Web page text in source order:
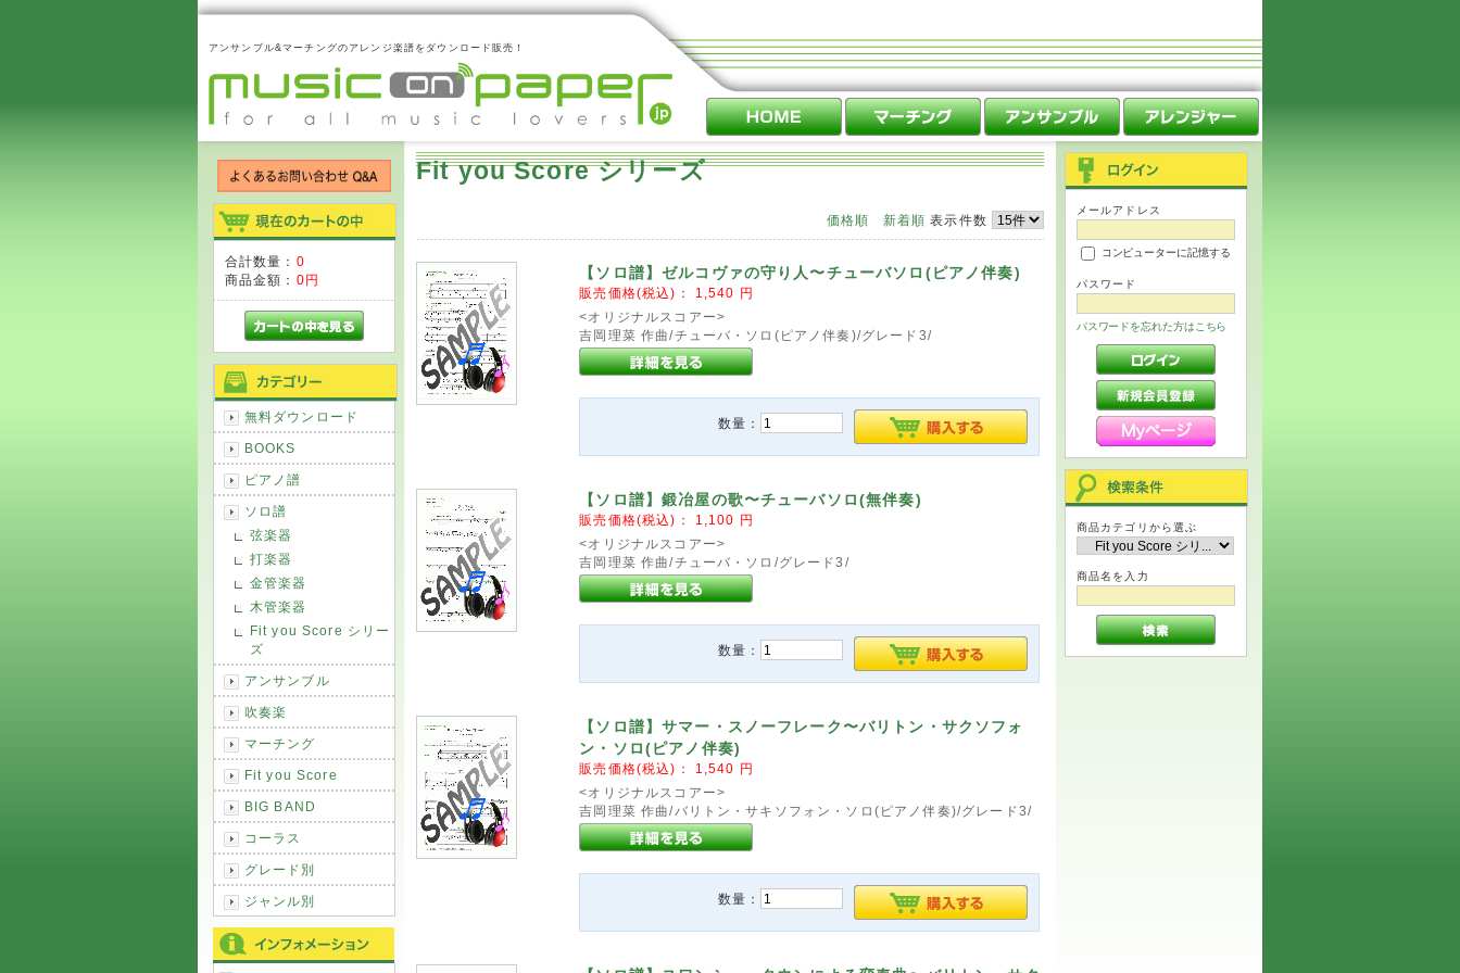
アンサンブル&マーチングのアレンジ楽譜をダウンロード販売！
合計数量： 0
商品金額： 0円
無料ダウンロード
BOOKS
ピアノ譜
ソロ譜
弦楽器
打楽器
金管楽器
木管楽器
Fit you Score シリー
ズ
アンサンブル
吹奏楽
マーチング
Fit you Score
BIG BAND
コーラス
グレード別
ジャンル別
Fit you Score シリーズ
価格順 新着順 表示件数
【ソロ譜】ゼルコヴァの守り人〜チューバソロ(ピアノ伴奏)
販売価格(税込)： 1,540 円
<オリジナルスコアー>
吉岡理菜 作曲/チューバ・ソロ(ピアノ伴奏)/グレード3/
数量：
【ソロ譜】鍛冶屋の歌〜チューバソロ(無伴奏)
販売価格(税込)： 1,100 円
<オリジナルスコアー>
吉岡理菜 作曲/チューバ・ソロ/グレード3/
数量：
【ソロ譜】サマー・スノーフレーク〜バリトン・サクソフォ
ン・ソロ(ピアノ伴奏)
販売価格(税込)： 1,540 円
<オリジナルスコアー>
吉岡理菜 作曲/バリトン・サキソフォン・ソロ(ピアノ伴奏)/グレード3/
数量：
メールアドレス
コンピューターに記憶する
パスワード
パスワードを忘れた方はこちら
商品カテゴリから選ぶ
商品名を入力